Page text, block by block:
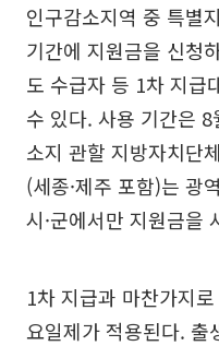
인구감소지역 중 특별
기간에 지원금을 신청
도 수급자 등 1차 지급
수 있다. 사용 기간은
소지 관할 지방자치단
(세종·제주 포함)는 광
시·군에서만 지원금을
1차 지급과 마찬가지
요일제가 적용된다. 출